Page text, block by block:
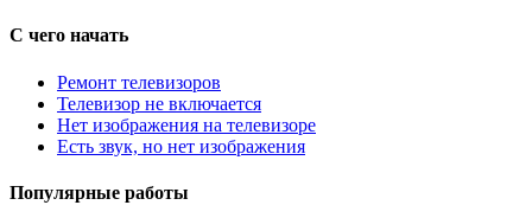
С чего начать
Ремонт телевизоров
Телевизор не включается
Нет изображения на телевизоре
Есть звук, но нет изображения
Популярные работы